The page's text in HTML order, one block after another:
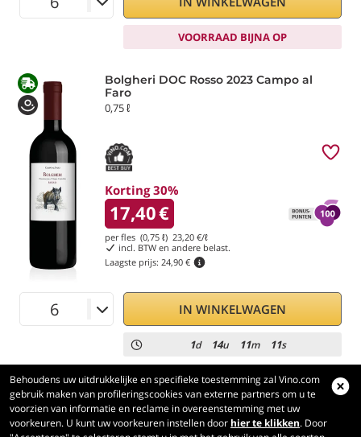
VOORRAAD BIJNA OP
Bolgheri DOC Rosso 2023 Campo al
Faro
0,75 ℓ
Korting 30%
17,40€
per fles (0,75 ℓ) 23,20 €/ℓ
incl. BTW en andere belast.
Laagste prijs: 24,90 €
IN WINKELWAGEN
1d 14u 11m 10s
Behoudens uw uitdrukkelijke en specifieke toestemming zal Vino.com
gebruik maken van profileringscookies van externe partners om u te
voorzien van informatie en reclame in overeenstemming met uw
voorkeuren. U kunt uw voorkeuren instellen door hier te klikken. Door